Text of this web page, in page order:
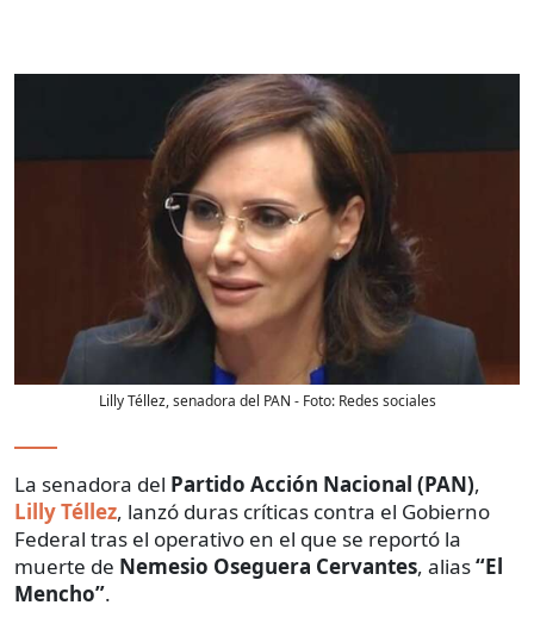
Lilly Téllez, senadora del PAN - Foto: Redes sociales
La senadora del Partido Acción Nacional (PAN),
Lilly Téllez, lanzó duras críticas contra el Gobierno
Federal tras el operativo en el que se reportó la
muerte de Nemesio Oseguera Cervantes, alias“El
Mencho”.